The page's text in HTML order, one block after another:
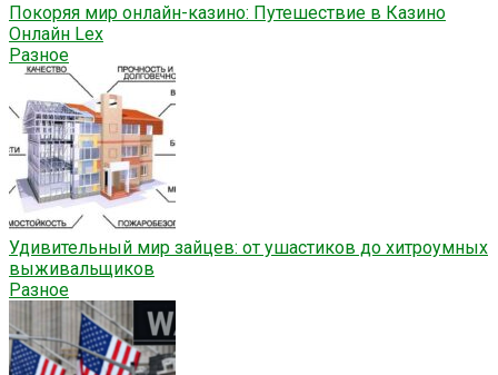
Покоряя мир онлайн-казино: Путешествие в Казино
Онлайн Lex
Разное
Удивительный мир зайцев: от ушастиков до хитроумных
выживальщиков
Разное